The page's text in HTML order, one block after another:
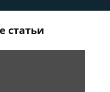
статьи